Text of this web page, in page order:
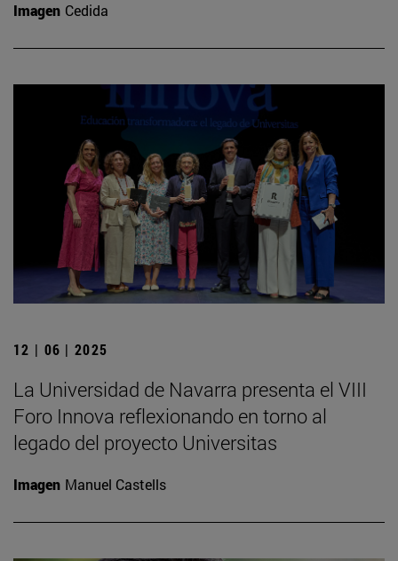
Imagen Cedida
12 | 06 | 2025
La Universidad de Navarra presenta el VIII
Foro Innova reflexionando en torno al
legado del proyecto Universitas
Imagen Manuel Castells